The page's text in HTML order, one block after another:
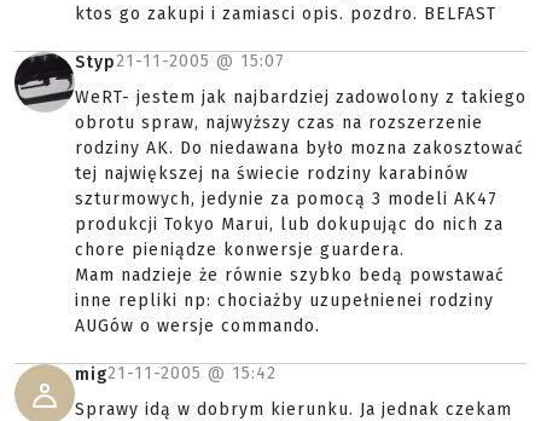
ktos go zakupi i zamiasci opis. pozdro. BELFAST
Styp21-11-2005 @ 15:07
WeRT- jestem jak najbardziej zadowolony z takiego
obrotu spraw, najwyższy czas na rozszerzenie
rodziny AK. Do niedawana było mozna zakosztować
tej największej na świecie rodziny karabinów
szturmowych, jedynie za pomocą 3 modeli AK47
produkcji Tokyo Marui, lub dokupując do nich za
chore pieniądze konwersje guardera.
Mam nadzieje że równie szybko bedą powstawać
inne repliki np: chociażby uzupełnienei rodziny
AUGów o wersje commando.
mig21-11-2005 @ 15:42
Sprawy idą w dobrym kierunku. Ja jednak czekam